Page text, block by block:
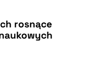
rosnące